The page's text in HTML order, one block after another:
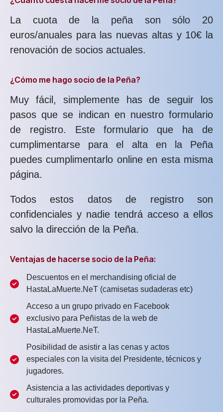
La cuota de la peña son sólo 20
euros/anuales para las nuevas altas y 10€ la
renovación de socios actuales.
¿Cómo me hago socio de la Peña?
Muy fácil, simplemente has de seguir los
pasos que se indican en nuestro formulario
de registro. Este formulario que ha de
cumplimentarse para el alta en la Peña
puedes cumplimentarlo online en esta misma
página.
Todos estos datos de registro son
confidenciales y nadie tendrá acceso a ellos
salvo la dirección de la Peña.
Ventajas de hacerse socio de la Peña:
Descuentos en el merchandising oficial de
HastaLaMuerte.NeT (camisetas sudaderas etc)
Acceso a un grupo privado en Facebook
exclusivo para Peñistas de la web de
HastaLaMuerte.NeT.
Posibilidad de asistir a las cenas y actos
especiales con la visita del Presidente, técnicos y
jugadores.
Asistencia a las actividades deportivas y
culturales promovidas por la Peña.